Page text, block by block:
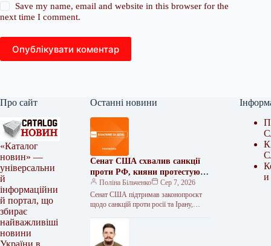
Save my name, email and website in this browser for the
next time I comment.
Опублікувати коментар
Про сайт
«Каталог
новин» —
універсальни
й
інформаційни
й портал, що
збирає
найважливіші
новини
Останні новини
Сенат США схвалив санкції
проти РФ, кияни протестують
проти вирубки, а бізнес обіцяє
підтримку Україні: головні
новини 7 серпня
Поліна Більченко
Сер 7, 2026
Сенат США підтримав законопроєкт
щодо санкцій проти росії та Ірану,
Ліндсі Гремом. Президент Польщі
Кароль Навроцький заявив,…
и